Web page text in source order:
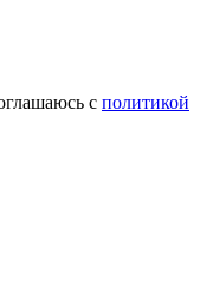
с политикой